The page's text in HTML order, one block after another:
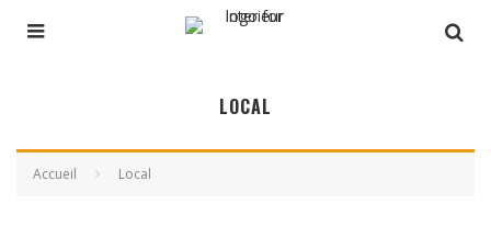
LOCAL
Accueil Local